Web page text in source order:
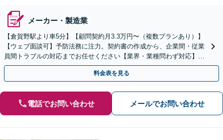
メーカー・製造業
【倉賀野駅より車5分】【顧問契約月3.3万円〜（複数プランあり）】
【ウェブ面談可】予防法務に注力。契約書の作成から、企業間・従業
員間トラブルの対応までお任せください【業界・業種問わず対応】
【時間外面談可】
料金表を見る
電話でお問い合わせ メールでお問い合わせ